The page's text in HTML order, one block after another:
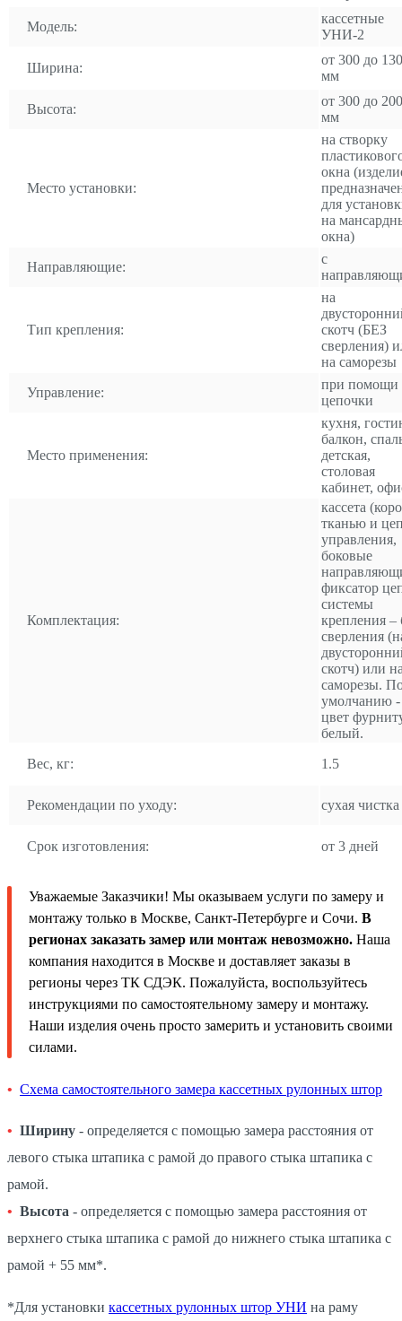
Модель:
кассетные
УНИ-2
Ширина:
от 300 до
мм
Высота:
от 300 до
мм
Место установки:
на створку
окна
для
на
окна)
Направляющие:
с
Тип крепления:
на
скотч (БЕЗ
сверления)
на саморезы
Управление:
при помощи
цепочки
Место применения:
кухня,
балкон,
детская,
столовая
кабинет,
Комплектация:
кассета
тканью и
управления,
боковые
фиксатор
системы
крепления –
сверления
скотч) или
саморезы.
умолчанию -
цвет
белый.
Вес, кг:
1.5
Рекомендации по уходу: сухая чистка
Срок изготовления: от 3 дней
Уважаемые Заказчики! Мы оказываем услуги по замеру и
монтажу только в Москве, Санкт-Петербурге и Сочи. В
регионах заказать замер или монтаж невозможно. Наша
компания находится в Москве и доставляет заказы в
регионы через ТК СДЭК. Пожалуйста, воспользуйтесь
инструкциями по самостоятельному замеру и монтажу.
Наши изделия очень просто замерить и установить своими
силами.
Схема самостоятельного замера кассетных рулонных штор
Ширину - определяется с помощью замера расстояния от
левого стыка штапика с рамой до правого стыка штапика с
рамой.
Высота - определяется с помощью замера расстояния от
верхнего стыка штапика с рамой до нижнего стыка штапика с
рамой + 55 мм*.
*Для установки кассетных рулонных штор УНИ на раму